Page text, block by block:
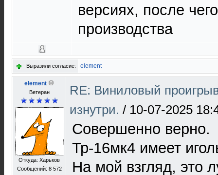
версиях, после
производства
Выразили согласие: element
element
Ветеран
Откуда: Харьков
Сообщений: 8 572
RE: Виниловый
изнутри. / 10-07-2025
Совершенно верно.
Тр-16мк4 имеет
На мой взгляд, это